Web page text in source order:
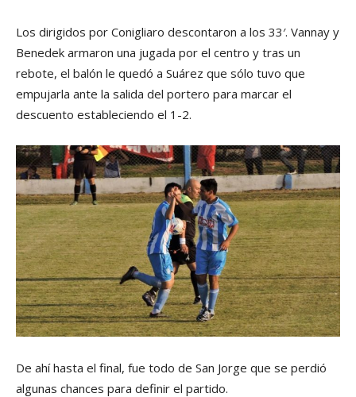
Los dirigidos por Conigliaro descontaron a los 33′. Vannay y
Benedek armaron una jugada por el centro y tras un
rebote, el balón le quedó a Suárez que sólo tuvo que
empujarla ante la salida del portero para marcar el
descuento estableciendo el 1-2.
De ahí hasta el final, fue todo de San Jorge que se perdió
algunas chances para definir el partido.